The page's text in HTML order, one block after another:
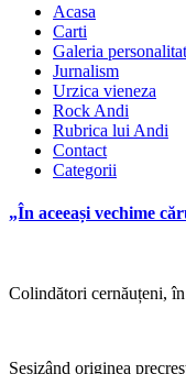
Acasa
Carti
Galeria
Jurnalism
Urzica vieneza
Rock Andi
Rubrica lui Andi
Contact
Categorii
„În aceeași vechime
Colindători cernăuțeni,
Sesizând originea